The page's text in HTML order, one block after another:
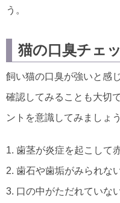
う。
猫の口臭チェ
飼い猫の口臭が強いと感
確認してみることも大切
ントを意識してみましょう
1. 歯茎が炎症を起こして
2. 歯石や歯垢がみられな
3. 口の中がただれていな